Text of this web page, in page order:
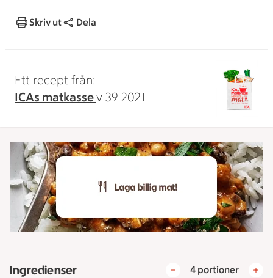
Skriv ut Dela
Ett recept från:
ICAs matkassev 39 2021
Ingredienser 4 portioner